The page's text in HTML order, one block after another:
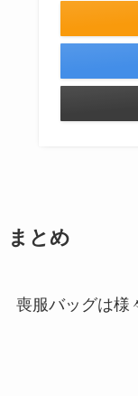
まとめ
喪服バッグは様